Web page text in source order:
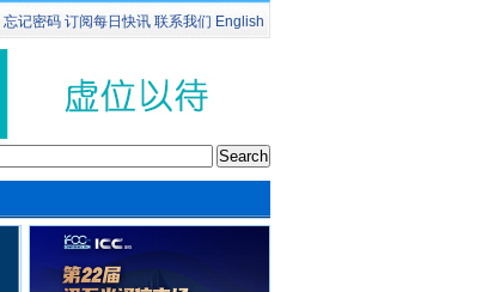
忘记密码 订阅每日快讯 联系我们 English